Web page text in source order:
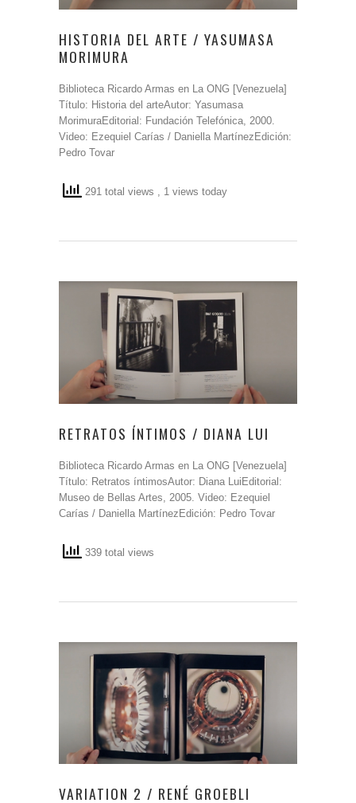
HISTORIA DEL ARTE / YASUMASA
MORIMURA
Biblioteca Ricardo Armas en La ONG [Venezuela]
Título: Historia del arteAutor: Yasumasa
MorimuraEditorial: Fundación Telefónica, 2000.
Video: Ezequiel Carías / Daniella MartínezEdición:
Pedro Tovar
291 total views , 1 views today
RETRATOS ÍNTIMOS / DIANA LUI
Biblioteca Ricardo Armas en La ONG [Venezuela]
Título: Retratos íntimosAutor: Diana LuiEditorial:
Museo de Bellas Artes, 2005. Video: Ezequiel
Carías / Daniella MartínezEdición: Pedro Tovar
339 total views
VARIATION 2 / RENÉ GROEBLI